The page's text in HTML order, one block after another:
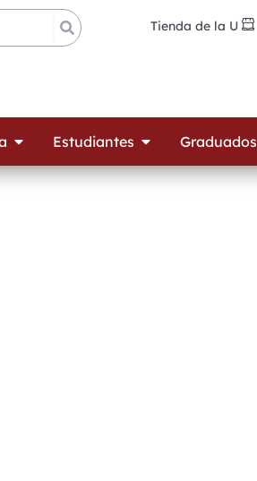
Tienda de la U
Open Oferta Académica
Estudiantes Open Estudiantes
Graduados